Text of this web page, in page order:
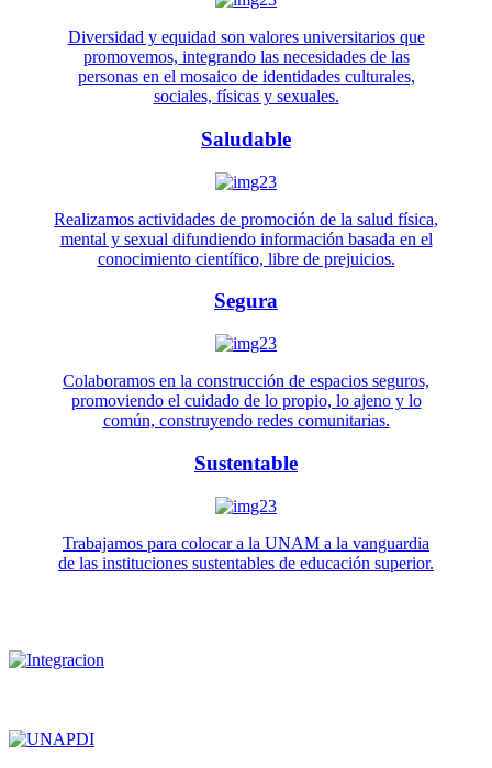
Diversidad y equidad son valores universitarios que
promovemos, integrando las necesidades de las
personas en el mosaico de identidades culturales,
sociales, físicas y sexuales.
Saludable
Realizamos actividades de promoción de la salud física,
mental y sexual difundiendo información basada en el
conocimiento científico, libre de prejuicios.
Segura
Colaboramos en la construcción de espacios seguros,
promoviendo el cuidado de lo propio, lo ajeno y lo
común, construyendo redes comunitarias.
Sustentable
Trabajamos para colocar a la UNAM a la vanguardia
de las instituciones sustentables de educación superior.